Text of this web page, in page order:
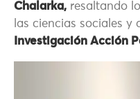
Chalarka, resaltando
las ciencias sociales
Investigación Acción